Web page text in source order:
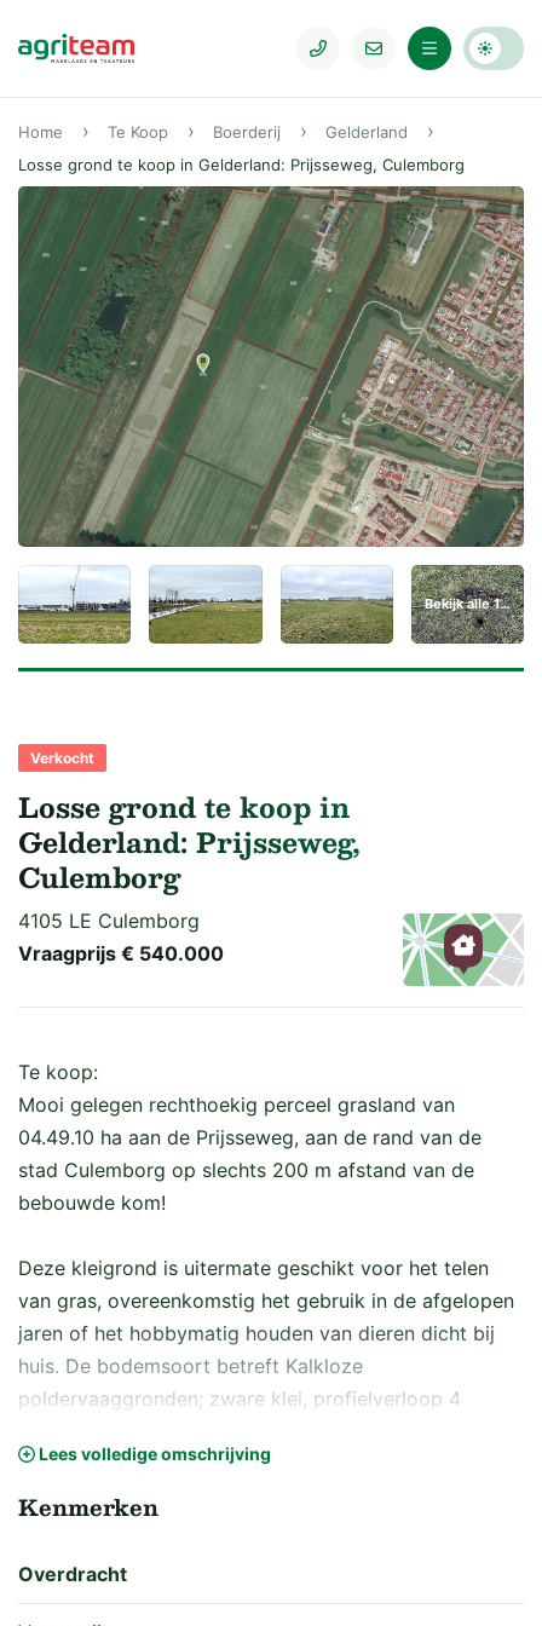
Home Te Koop Boerderij
Gelderland
Losse grond te koop in Gelderland: Prijsseweg, Culemborg
Bekijk alle 15 foto's
Kaart
Verkocht
Losse grond te koop in
Gelderland: Prijsseweg,
Culemborg
4105 LE Culemborg
Vraagprijs € 540.000
Te koop:
Mooi gelegen rechthoekig perceel grasland van
04.49.10 ha aan de Prijsseweg, aan de rand van de
stad Culemborg op slechts 200 m afstand van de
bebouwde kom!
Deze kleigrond is uitermate geschikt voor het telen
van gras, overeenkomstig het gebruik in de afgelopen
jaren of het hobbymatig houden van dieren dicht bij
huis. De bodemsoort betreft Kalkloze
poldervaaggronden; zware klei, profielverloop 4
Het betreft een perceel met goede ontsluiting. De
greppel over de lengterichting zorgt voor een
Lees volledige omschrijving
Kenmerken
Overdracht